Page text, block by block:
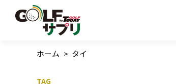
ホーム > タイ